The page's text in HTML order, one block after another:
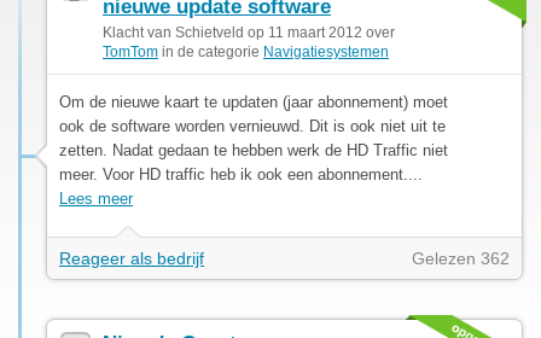
nieuwe update software
Klacht van Schietveld op 11 maart 2012 over
TomTom in de categorie Navigatiesystemen
Om de nieuwe kaart te updaten (jaar abonnement) moet
ook de software worden vernieuwd. Dit is ook niet uit te
zetten. Nadat gedaan te hebben werk de HD Traffic niet
meer. Voor HD traffic heb ik ook een abonnement....
Lees meer
Reageer als bedrijf Gelezen 362